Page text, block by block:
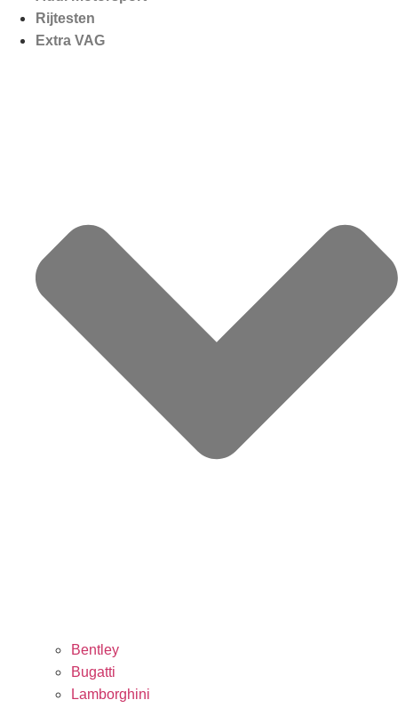
Rijtesten
Extra VAG
Bentley
Bugatti
Lamborghini